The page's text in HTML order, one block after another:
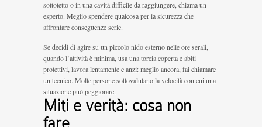
sottotetto o in una cavità difficile da raggiungere, chiama un
esperto. Meglio spendere qualcosa per la sicurezza che
affrontare conseguenze serie.
Se decidi di agire su un piccolo nido esterno nelle ore serali,
quando l’attività è minima, usa una torcia coperta e abiti
protettivi, lavora lentamente e anzi: meglio ancora, fai chiamare
un tecnico. Molte persone sottovalutano la velocità con cui una
situazione può peggiorare.
Miti e verità: cosa non
fare